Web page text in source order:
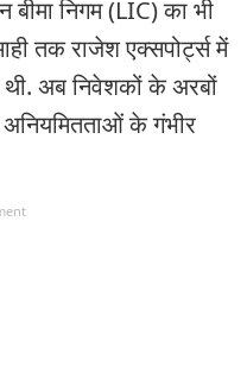
बीमा निगम (LIC) का भी
तक राजेश एक्सपोर्ट्स में
अब निवेशकों के अरबों
अनियमितताओं के गंभीर